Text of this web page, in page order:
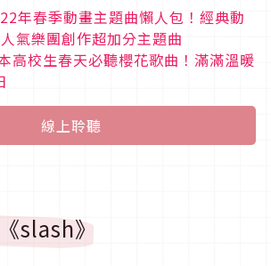
年春季動畫主題曲懶人包！經典動
氣樂團創作超加分主題曲
高校生春天必聽櫻花歌曲！滿滿溫暖
線上聆聽
slash》